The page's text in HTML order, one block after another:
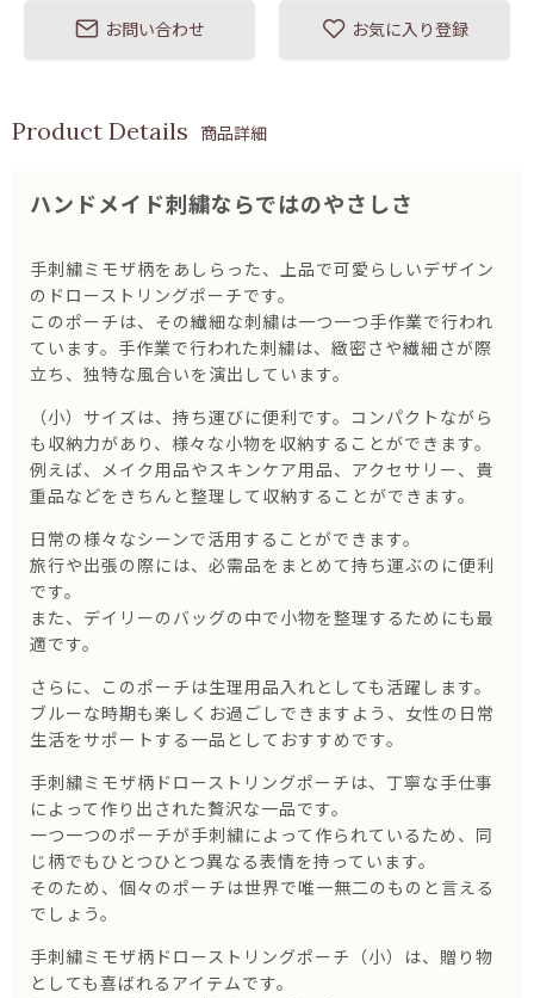
お問い合わせ お気に入り登録
商品詳細
ハンドメイド刺繍ならではのやさしさ
手刺繍ミモザ柄をあしらった、上品で可愛らしいデザイン
のドローストリングポーチです。
このポーチは、その繊細な刺繍は一つ一つ手作業で行われ
ています。手作業で行われた刺繍は、緻密さや繊細さが際
立ち、独特な風合いを演出しています。
（小）サイズは、持ち運びに便利です。コンパクトながら
も収納力があり、様々な小物を収納することができます。
例えば、メイク用品やスキンケア用品、アクセサリー、貴
重品などをきちんと整理して収納することができます。
日常の様々なシーンで活用することができます。
旅行や出張の際には、必需品をまとめて持ち運ぶのに便利
です。
また、デイリーのバッグの中で小物を整理するためにも最
適です。
さらに、このポーチは生理用品入れとしても活躍します。
ブルーな時期も楽しくお過ごしできますよう、女性の日常
生活をサポートする一品としておすすめです。
手刺繍ミモザ柄ドローストリングポーチは、丁寧な手仕事
によって作り出された贅沢な一品です。
一つ一つのポーチが手刺繍によって作られているため、同
じ柄でもひとつひとつ異なる表情を持っています。
そのため、個々のポーチは世界で唯一無二のものと言える
でしょう。
手刺繍ミモザ柄ドローストリングポーチ（小）は、贈り物
としても喜ばれるアイテムです。